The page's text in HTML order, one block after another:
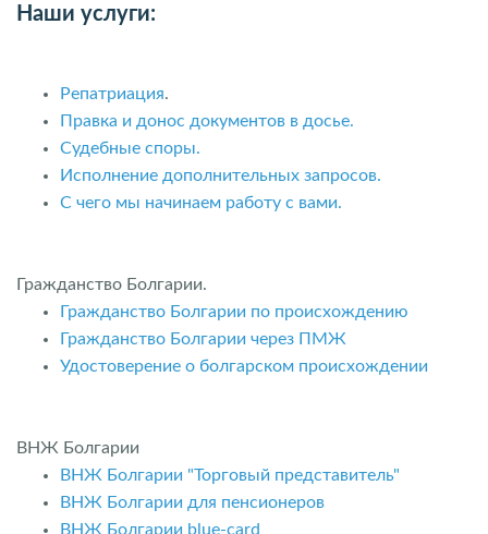
Наши услуги:
Репатриация.
Правка и донос документов в досье.
Судебные споры.
Исполнение дополнительных запросов.
С чего мы начинаем работу с вами.
Гражданство Болгарии.
Гражданство Болгарии по происхождению
Гражданство Болгарии через ПМЖ
Удостоверение о болгарском происхождении
ВНЖ Болгарии
ВНЖ Болгарии "Торговый представитель"
ВНЖ Болгарии для пенсионеров
ВНЖ Болгарии blue-card